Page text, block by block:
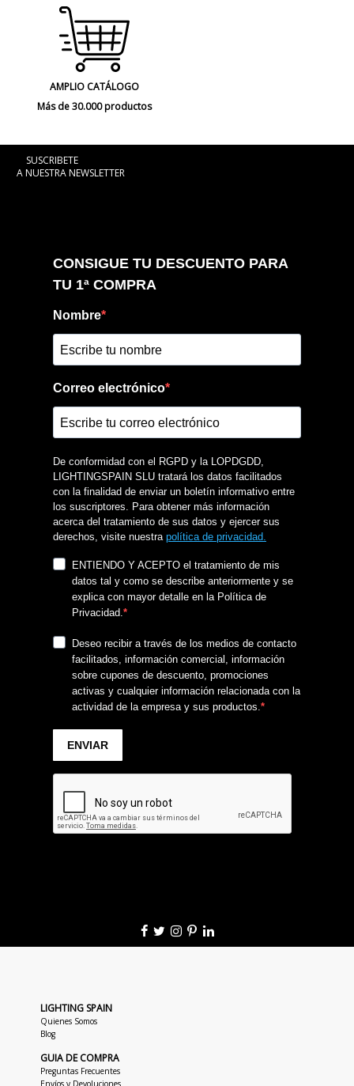
AMPLIO CATÁLOGO
Más de 30.000 productos
SUSCRIBETE
A NUESTRA NEWSLETTER
LIGHTING SPAIN
Quienes Somos
Blog
GUIA DE COMPRA
Preguntas Frecuentes
Envíos y Devoluciones